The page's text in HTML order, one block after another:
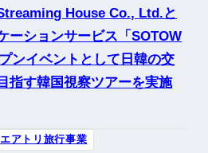
House Co., Ltd.と
ーションサービス「SOTOW
ンイベントとして日韓の交
指す韓国視察ツアーを実施
エアトリ旅行事業